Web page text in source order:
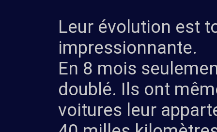
Leur évolution est
impressionnante.
En 8 mois
doublé. Ils ont
voitures leur